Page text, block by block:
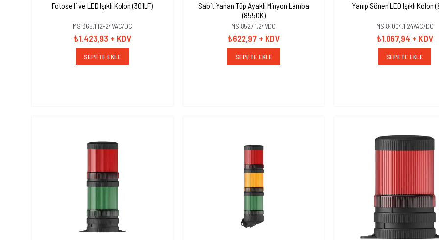
Fotoselli ve LED Işıklı Kolon (301LF)
MS 365.1.12-24VAC/DC
₺1.423,93 + KDV
SEPETE EKLE
Sabit Yanan Tüp Ayaklı Minyon Lamba
(8550K)
MS 8527.1.24VDC
₺622,97 + KDV
SEPETE EKLE
Yanıp Sönen LED Işıklı Kolon
MS 84004.1.24VAC/DC
₺1.067,94 + KDV
SEPETE EKLE